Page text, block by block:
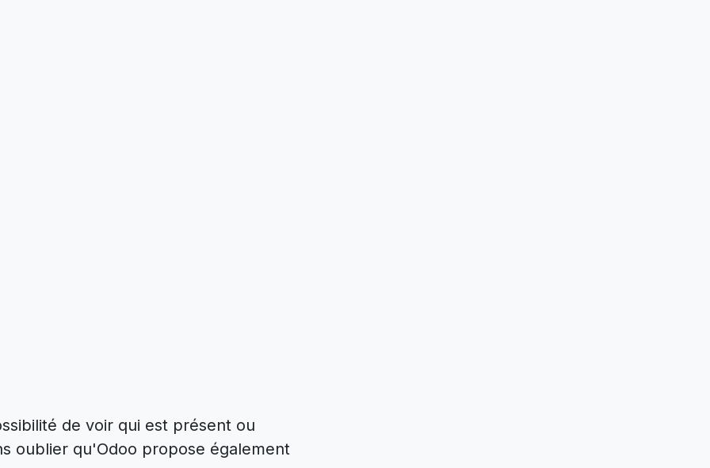
de voir qui est présent ou
oublier qu'Odoo propose également